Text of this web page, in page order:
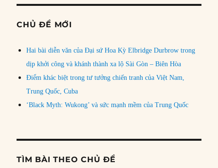
CHỦ ĐỀ MỚI
Hai bài diễn văn của Đại sứ Hoa Kỳ Elbridge Durbrow trong
dịp khởi công và khánh thành xa lộ Sài Gòn – Biên Hòa
Điểm khác biệt trong tư tưởng chiến tranh của Việt Nam,
Trung Quốc, Cuba
‘Black Myth: Wukong’ và sức mạnh mềm của Trung Quốc
TÌM BÀI THEO CHỦ ĐỀ